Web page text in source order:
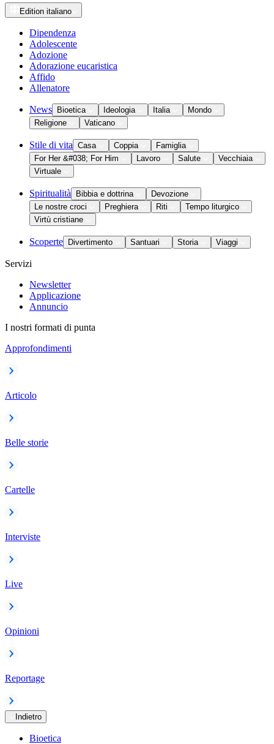
Edition italiano
Dipendenza
Adolescente
Adozione
Adorazione eucaristica
Affido
Allenatore
News Bioetica Ideologia Italia
Mondo
Religione
Vaticano
Stile di vita Casa Coppia
Famiglia
For Her &#038; For Him
Lavoro Salute
Vecchiaia
Virtuale
Spiritualità Bibbia e dottrina
Devozione
Le nostre croci
Preghiera Riti
Tempo liturgico
Virtù cristiane
Scoperte Divertimento Santuari Storia Viaggi
Servizi
Newsletter
Applicazione
Annuncio
I nostri formati di punta
Approfondimenti
Articolo
Belle storie
Cartelle
Interviste
Live
Opinioni
Reportage
Indietro
Bioetica